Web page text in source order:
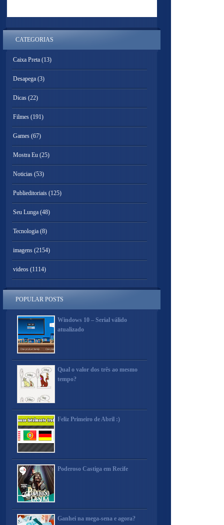
CATEGORIAS
Caixa Preta (13)
Desapega (3)
Dicas (22)
Filmes (191)
Games (67)
Mostra Eu (25)
Noticias (53)
Publieditoriais (125)
Seu Lunga (48)
Tecnologia (8)
imagens (2154)
videos (1114)
POPULAR POSTS
Windows 10 – Serial válido
atualizado
Qual o valor dos três ao mesmo
tempo?
Feliz Primeiro de Abril :)
Poderoso Castiga em Recife
Ganhei na mega-sena e agora?